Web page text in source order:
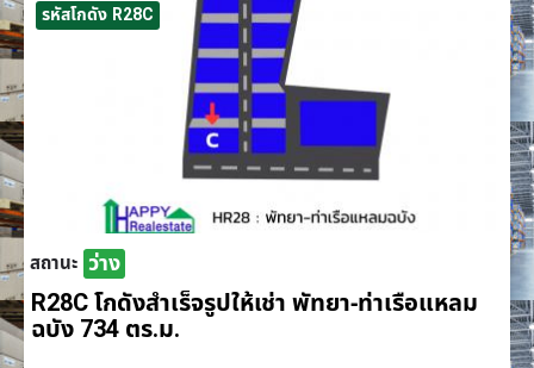
รหัสโกดัง R28C
สถานะ ว่าง
R28C โกดังสำเร็จรูปให้เช่า พัทยา-ท่าเรือแหลม
ฉบัง 734 ตร.ม.